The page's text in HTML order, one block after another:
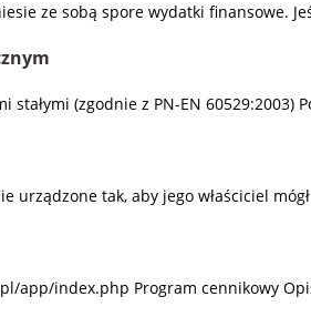
ze sobą spore wydatki finansowe.
stałymi (zgodnie z PN-EN
urządzone tak, aby jego właściciel
index.php Program cennikowy